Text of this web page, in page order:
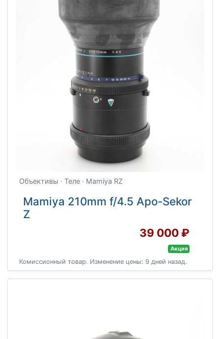
Объективы · Теле · Mamiya RZ
Mamiya 210mm f/4.5 Apo-Sekor
Z
39 000 ₽
Акция
Комиссионный товар. Изменение цены: 9 дней назад.